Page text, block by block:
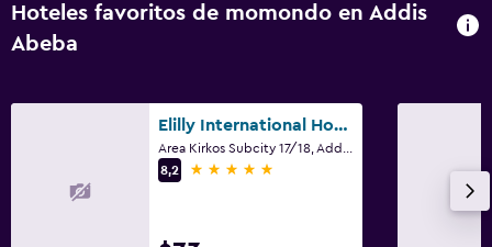
Hoteles favoritos de momondo en Addis
Abeba
Elilly International Hotel
8,2
5 estrellas